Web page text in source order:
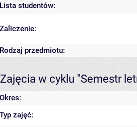
Lista studentów:
Zaliczenie:
Rodzaj przedmiotu:
Zajęcia w cyklu "Semestr
Okres:
Typ zajęć: